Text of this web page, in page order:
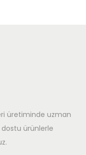
üretiminde uzman
dostu ürünlerle